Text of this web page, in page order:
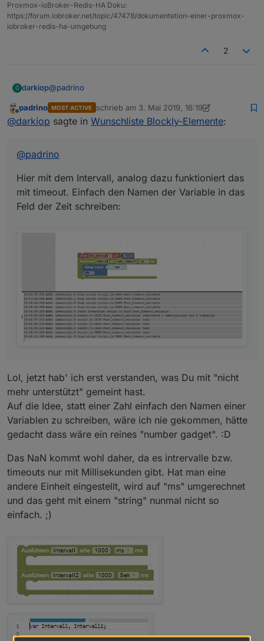
Proxmox-ioBroker-Redis-HA Doku:
https://forum.iobroker.net/topic/47478/dokumentation-einer-proxmox-
iobroker-redis-ha-umgebung
2
D darkiop@padrino
Hier mit dem Intervall, analog dazu funktioniert das mit
timeout. Einfach den Namen der Variable in das Feld
Und hier mit dem Fehler wenn Sekunden oder Minuten
Aber wie gesagt: Offiziell wird das nicht mehr
unterstützt, so meine Erfahrung aus dem Forum.
Solange es geht ist ja aber gut, sollte man nur wissen.
Offline
padrino MOST ACTIVE schrieb am 3. Mai 2019, 16:19
zuletzt editiert von padrino 5. März 2019,
@darkiop sagte in Wunschliste Blockly-Elemente:
@padrino
Hier mit dem Intervall, analog dazu funktioniert das
mit timeout. Einfach den Namen der Variable in das
Feld der Zeit schreiben:
Lol, jetzt hab' ich erst verstanden, was Du mit "nicht
mehr unterstützt" gemeint hast.
Auf die Idee, statt einer Zahl einfach den Namen einer
Variablen zu schreiben, wäre ich nie gekommen, hätte
gedacht dass wäre ein reines "number gadget". :D
Das NaN kommt wohl daher, da es intrervalle bzw.
timeouts nur mit Millisekunden gibt. Hat man eine
andere Einheit eingestellt, wird auf "ms" umgerechnet
und das geht mit einem "string" nunmal nicht so
einfach. ;)